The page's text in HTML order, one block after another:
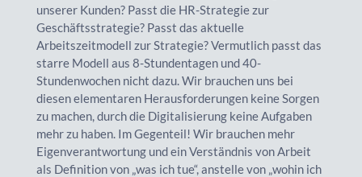
unserer Kunden? Passt die HR-Strategie zur
Geschäftsstrategie? Passt das aktuelle
Arbeitszeitmodell zur Strategie? Vermutlich passt das
starre Modell aus 8-Stundentagen und 40-
Stundenwochen nicht dazu. Wir brauchen uns bei
diesen elementaren Herausforderungen keine Sorgen
zu machen, durch die Digitalisierung keine Aufgaben
mehr zu haben. Im Gegenteil! Wir brauchen mehr
Eigenverantwortung und ein Verständnis von Arbeit
als Definition von „was ich tue“, anstelle von „wohin ich